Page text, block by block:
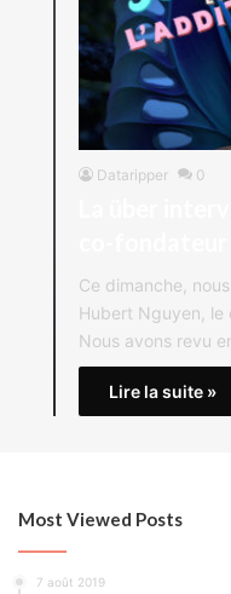
Dataripper 0
Ce dimanche,
Hubert Nguyen, le
Nous avons revu
Lire la suite »
Most Viewed Posts
7 août 2019